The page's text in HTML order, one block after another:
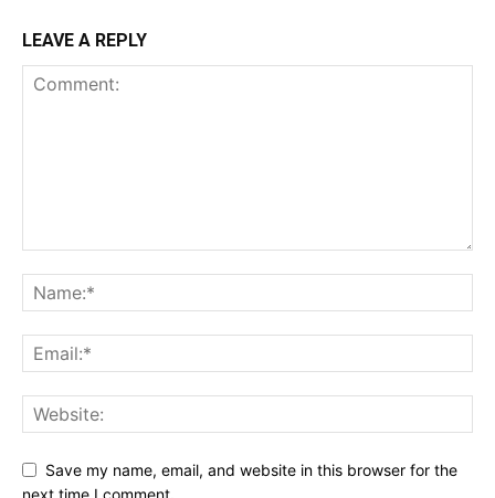
LEAVE A REPLY
Save my name, email, and website in this browser for the